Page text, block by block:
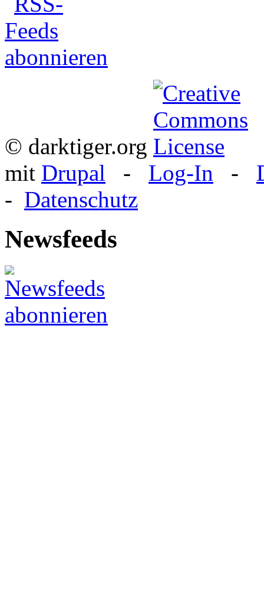
© darktiger.org
mit Drupal - Log-In -
- Datenschutz
Newsfeeds